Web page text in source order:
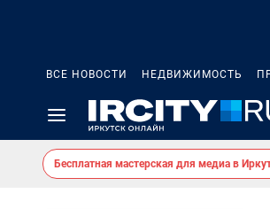
ВСЕ НОВОСТИ НЕДВИЖИМОСТЬ
Бесплатная мастерская для медиа в